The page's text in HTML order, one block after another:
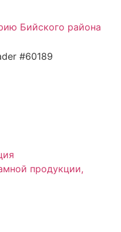
Бийского района
продукции,